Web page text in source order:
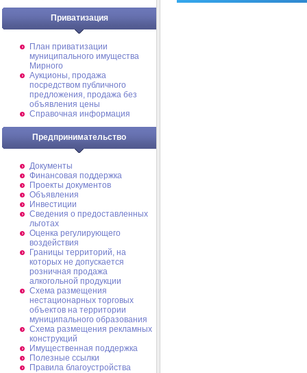
Приватизация
План приватизации
муниципального имущества
Мирного
Аукционы, продажа
посредством публичного
предложения, продажа без
объявления цены
Справочная информация
Предпринимательство
Документы
Финансовая поддержка
Проекты документов
Объявления
Инвестиции
Сведения о предоставленных
льготах
Оценка регулирующего
воздействия
Границы территорий, на
которых не допускается
розничная продажа
алкогольной продукции
Схема размещения
нестационарных торговых
объектов на территории
муниципального образования
Схема размещения рекламных
конструкций
Имущественная поддержка
Полезные ссылки
Правила благоустройства